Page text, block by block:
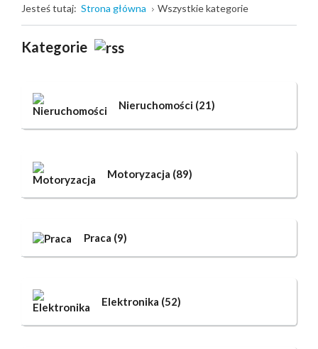
Jesteś tutaj: Strona główna Wszystkie kategorie
Kategorie
Nieruchomości (21)
Motoryzacja (89)
Praca (9)
Elektronika (52)